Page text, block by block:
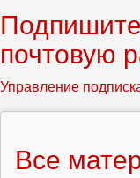
почтовую
Управление
Все